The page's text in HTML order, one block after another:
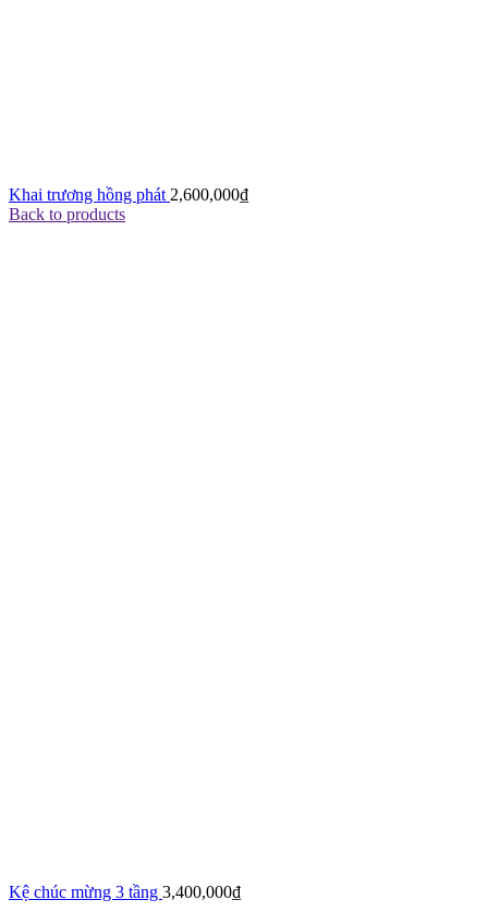
Khai trương hồng phát 2,600,000₫
Back to products
Kệ chúc mừng 3 tầng 3,400,000₫